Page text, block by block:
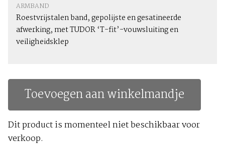
ARMBAND
Roestvrijstalen band, gepolijste en gesatineerde
afwerking, met TUDOR ‘T-fit’-vouwsluiting en
veiligheidsklep
Toevoegen aan winkelmandje
Dit product is momenteel niet beschikbaar voor
verkoop.